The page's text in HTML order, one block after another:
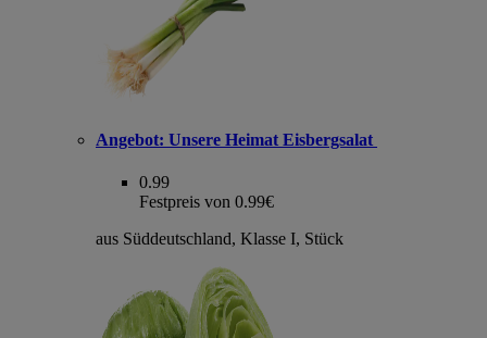
Angebot: Unsere Heimat Eisbergsalat
0.99
Festpreis von 0.99€
aus Süddeutschland, Klasse I, Stück